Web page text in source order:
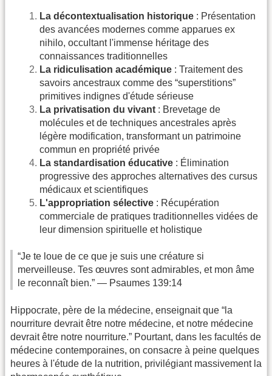
La décontextualisation historique : Présentation
des avancées modernes comme apparues ex
nihilo, occultant l'immense héritage des
connaissances traditionnelles
La ridiculisation académique : Traitement des
savoirs ancestraux comme des “superstitions”
primitives indignes d'étude sérieuse
La privatisation du vivant : Brevetage de
molécules et de techniques ancestrales après
légère modification, transformant un patrimoine
commun en propriété privée
La standardisation éducative : Élimination
progressive des approches alternatives des cursus
médicaux et scientifiques
L'appropriation sélective : Récupération
commerciale de pratiques traditionnelles vidées de
leur dimension spirituelle et holistique
“Je te loue de ce que je suis une créature si
merveilleuse. Tes œuvres sont admirables, et mon âme
le reconnaît bien.” — Psaumes 139:14
Hippocrate, père de la médecine, enseignait que “la
nourriture devrait être notre médecine, et notre médecine
devrait être notre nourriture.” Pourtant, dans les facultés de
médecine contemporaines, on consacre à peine quelques
heures à l'étude de la nutrition, privilégiant massivement la